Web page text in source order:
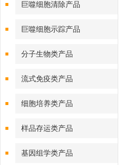
巨噬细胞清除产品
巨噬细胞示踪产品
分子生物类产品
流式免疫类产品
细胞培养类产品
样品存运类产品
基因组学类产品